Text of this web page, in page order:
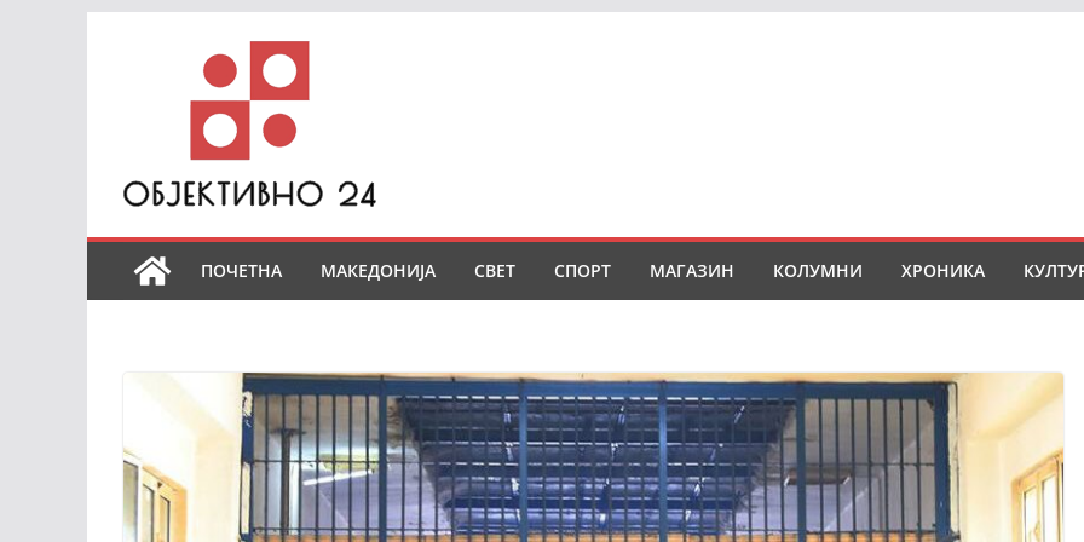
ПОЧЕТНА МАКЕДОНИЈА СВЕТ СПОРТ МАГАЗИН КОЛУМНИ ХРОНИКА